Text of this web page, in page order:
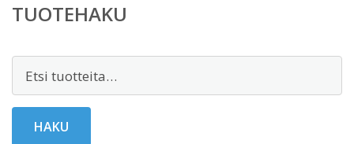
TUOTEHAKU
HAKU